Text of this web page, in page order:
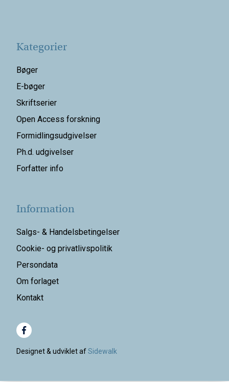
Kategorier
Bøger
E-bøger
Skriftserier
Open Access forskning
Formidlingsudgivelser
Ph.d. udgivelser
Forfatter info
Information
Salgs- & Handelsbetingelser
Cookie- og privatlivspolitik
Persondata
Om forlaget
Kontakt
Designet & udviklet afSidewalk